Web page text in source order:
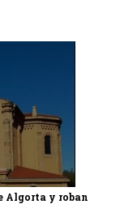
Algorta y roban